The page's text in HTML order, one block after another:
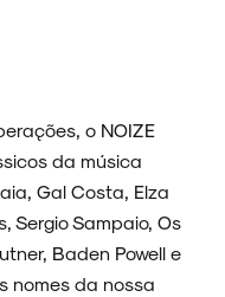
o NOIZE
da música
Gal Costa, Elza
Sergio Sampaio, Os
Baden Powell e
nomes da nossa